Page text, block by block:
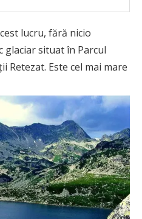
lucru, fără nicio
glaciar situat în Parcul
Retezat. Este cel mai mare